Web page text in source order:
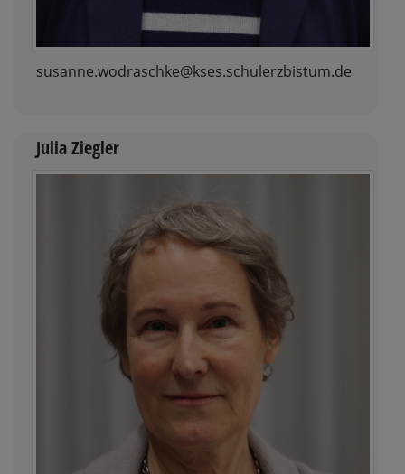
susanne.wodraschke@kses.schulerzbistum.de
Julia Ziegler